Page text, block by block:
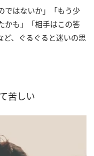
ではないか」「もう少
かも」「相手はこの答
ど、ぐるぐると迷いの思
苦しい